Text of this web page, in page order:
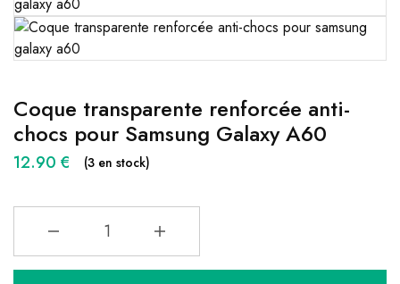
et
tablettes
Coque transparente renforcée anti-
chocs pour Samsung Galaxy A60
12.90 € (3 en stock)